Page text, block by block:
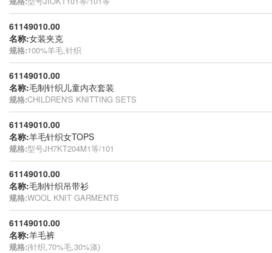
61149010.00
名称:女装夹克
规格:100%羊毛,针织
61149010.00
名称:毛制针织儿童内衣套装
规格:CHILDREN'S KNITTING SETS
61149010.00
名称:羊毛针织女TOPS
规格:型号JH7KT204M1等/101
61149010.00
名称:毛制针织吊带衫
规格:WOOL KNIT GARMENTS
61149010.00
名称:羊毛裤
规格:(针织,70%毛,30%涤)